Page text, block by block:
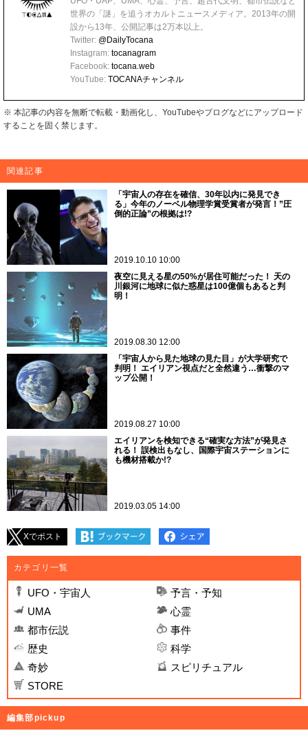
世界の「謎」を追うオカルトニュースメディア。2013年の開
設から13年、公開記事は2万本以上。
Twitter: @DailyTocana
Instagram: tocanagram
Facebook: tocana.web
YouTube: TOCANAチャンネル
※ 本記事の内容を無断で転載・動画化し、YouTubeやブログなどにアップロード
することを固く禁じます。
関連記事
「宇宙人の存在を確信、30年以内に発見でき
る」今年のノーベル物理学賞受賞者が発言！”圧
倒的正論”の根拠は!?
2019.10.10 10:00
夜空に見える星の50%が居住可能だった！ 天の
川銀河に地球に似た惑星は100億個もあると判
明！
2019.08.30 12:00
「宇宙人から見た地球の見た目」が大学研究で
判明！ エイリアン視点だと全然違う…衝撃のマ
ップ公開！
2019.08.27 10:00
エイリアンを検知できる“確実な方法”が発見さ
れる！ 誤検出もなし、国際宇宙ステーションに
も機材搭載か!?
2019.03.05 14:00
Xでポスト
カテゴリ一覧
UFO・宇宙人
予言・予知
UMA
心霊
都市伝説
事件
歴史
科学
奇妙
スピリチュアル
STORE
編集部pickup